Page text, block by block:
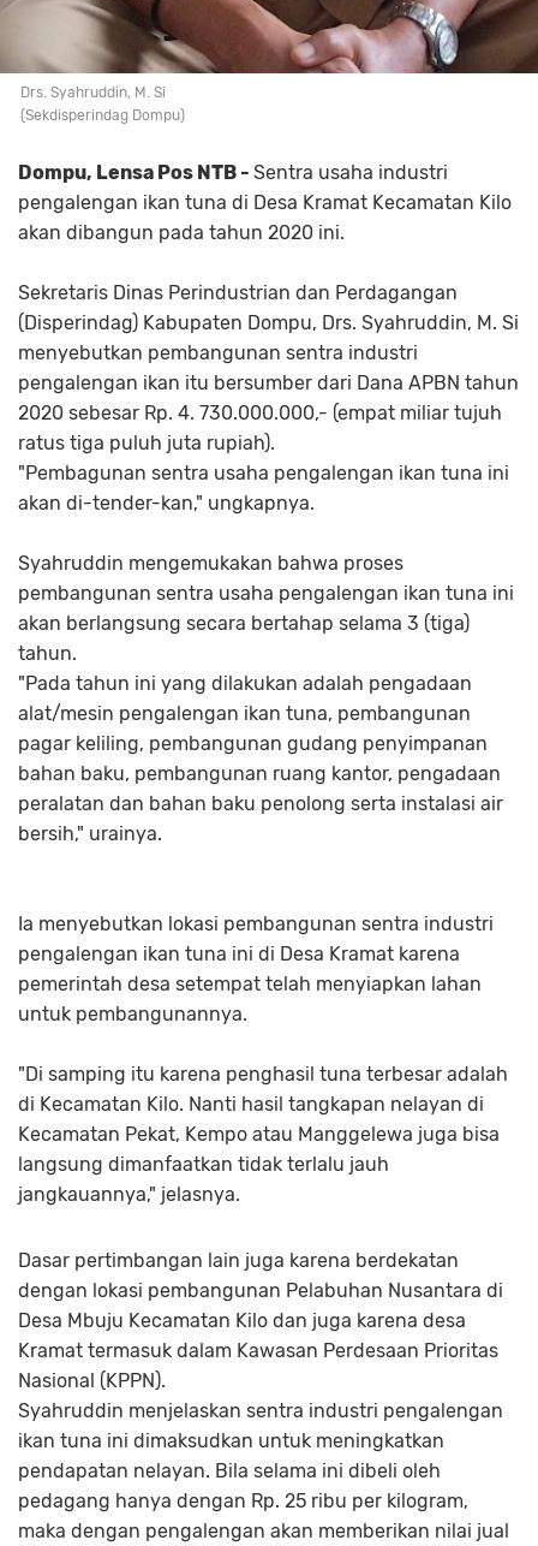
Drs. Syahruddin, M. Si
(Sekdisperindag Dompu)
Dompu, Lensa Pos NTB - Sentra usaha industri
pengalengan ikan tuna di Desa Kramat Kecamatan Kilo
akan dibangun pada tahun 2020 ini.
Sekretaris Dinas Perindustrian dan Perdagangan
(Disperindag) Kabupaten Dompu, Drs. Syahruddin, M. Si
menyebutkan pembangunan sentra industri
pengalengan ikan itu bersumber dari Dana APBN tahun
2020 sebesar Rp. 4. 730.000.000,- (empat miliar tujuh
ratus tiga puluh juta rupiah).
"Pembagunan sentra usaha pengalengan ikan tuna ini
akan di-tender-kan," ungkapnya.
Syahruddin mengemukakan bahwa proses
pembangunan sentra usaha pengalengan ikan tuna ini
akan berlangsung secara bertahap selama 3 (tiga)
tahun.
"Pada tahun ini yang dilakukan adalah pengadaan
alat/mesin pengalengan ikan tuna, pembangunan
pagar keliling, pembangunan gudang penyimpanan
bahan baku, pembangunan ruang kantor, pengadaan
peralatan dan bahan baku penolong serta instalasi air
bersih," urainya.
Ia menyebutkan lokasi pembangunan sentra industri
pengalengan ikan tuna ini di Desa Kramat karena
pemerintah desa setempat telah menyiapkan lahan
untuk pembangunannya.
"Di samping itu karena penghasil tuna terbesar adalah
di Kecamatan Kilo. Nanti hasil tangkapan nelayan di
Kecamatan Pekat, Kempo atau Manggelewa juga bisa
langsung dimanfaatkan tidak terlalu jauh
jangkauannya," jelasnya.
Dasar pertimbangan lain juga karena berdekatan
dengan lokasi pembangunan Pelabuhan Nusantara di
Desa Mbuju Kecamatan Kilo dan juga karena desa
Kramat termasuk dalam Kawasan Perdesaan Prioritas
Nasional (KPPN).
Syahruddin menjelaskan sentra industri pengalengan
ikan tuna ini dimaksudkan untuk meningkatkan
pendapatan nelayan. Bila selama ini dibeli oleh
pedagang hanya dengan Rp. 25 ribu per kilogram,
maka dengan pengalengan akan memberikan nilai jual